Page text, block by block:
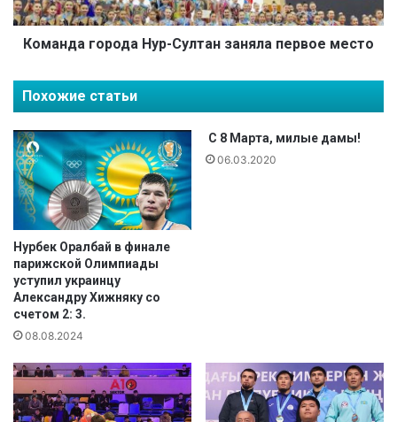
о
т
о
В
с
е
м
и
о
й
л
е
т
н
й
г
и
г
о
д
Н
у
р
-
С
л
т
а
н
з
а
н
л
а
п
Команда города Нур-Султан заняла первое место
Похожие статьи
Нурбек Оралбай в финале
парижской Олимпиады
уступил украинцу
Александру Хижняку со
счетом 2: 3.
08.08.2024
С 8 Марта, милые дамы!
06.03.2020